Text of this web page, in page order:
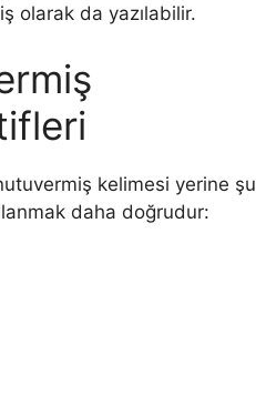
olarak da yazılabilir.
kelimesi yerine şu
daha doğrudur: